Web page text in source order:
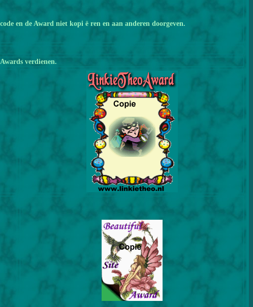
en de Award niet kopi ë ren en aan anderen doorgeven.
verdienen.